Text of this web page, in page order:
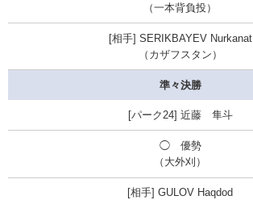
（一本背負投）
SERIKBAYEV Nurkanat
（カザフスタン）
準々決勝
近藤 隼斗
◯ 優勢
（大外刈）
GULOV Haqdod